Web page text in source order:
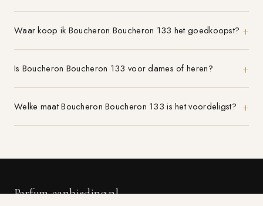
Waar koop ik Boucheron Boucheron 133 het goedkoopst?
Is Boucheron Boucheron 133 voor dames of heren?
Welke maat Boucheron Boucheron 133 is het voordeligst?
Parfum-aanbieding.nl